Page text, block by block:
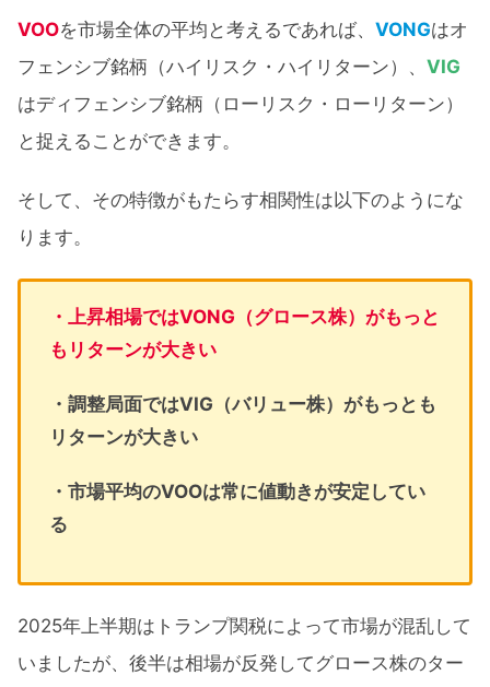
VOOを市場全体の平均と考えるであれば、 VONGはオ
フェンシブ銘柄（ハイリスク・ハイリターン）、 VIG
はディフェンシブ銘柄（ローリスク・ローリターン）
と捉えることができます。
そして、その特徴がもたらす相関性は以下のようにな
ります。
・上昇相場ではVONG（グロース株）がもっと
もリターンが大きい
・調整局面ではVIG（バリュー株）がもっとも
リターンが大きい
・市場平均のVOOは常に値動きが安定してい
る
2025年上半期はトランプ関税によって市場が混乱して
いましたが、後半は相場が反発してグロース株のター